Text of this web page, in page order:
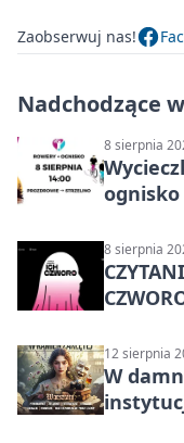
Zaobserwuj nas!
Nadchodzące
8 sierpnia
8 sierpnia
12 sierpnia
W